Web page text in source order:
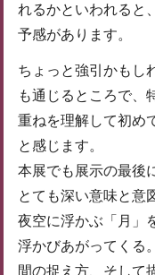
れるかといわれると
予感があります。
ちょっと強引かもし
も通じるところで、
重ねを理解して初め
と感じます。
本展でも展示の最後
とても深い意味と意
夜空に浮かぶ「月」
浮かびあがってくる
間の捉え方、そして